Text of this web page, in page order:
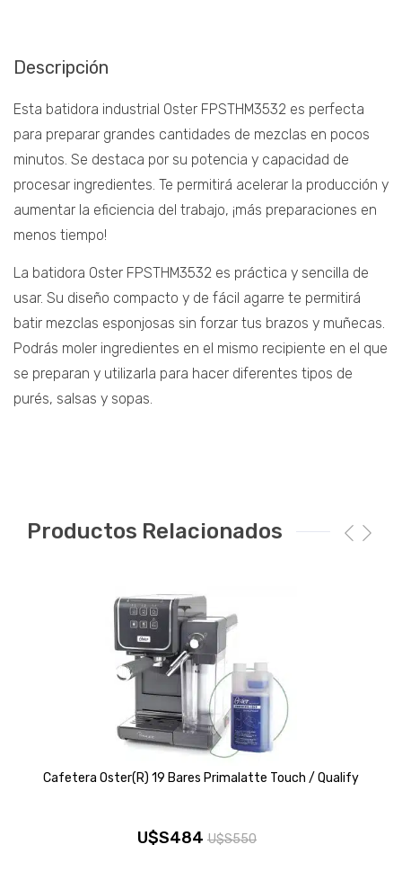
Descripción
Esta batidora industrial Oster FPSTHM3532 es perfecta
para preparar grandes cantidades de mezclas en pocos
minutos. Se destaca por su potencia y capacidad de
procesar ingredientes. Te permitirá acelerar la producción y
aumentar la eficiencia del trabajo, ¡más preparaciones en
menos tiempo!
La batidora Oster FPSTHM3532 es práctica y sencilla de
usar. Su diseño compacto y de fácil agarre te permitirá
batir mezclas esponjosas sin forzar tus brazos y muñecas.
Podrás moler ingredientes en el mismo recipiente en el que
se preparan y utilizarla para hacer diferentes tipos de
purés, salsas y sopas.
Productos Relacionados
Cafetera Oster(R) 19 Bares Primalatte Touch / Qualify
U$S550
U$S484